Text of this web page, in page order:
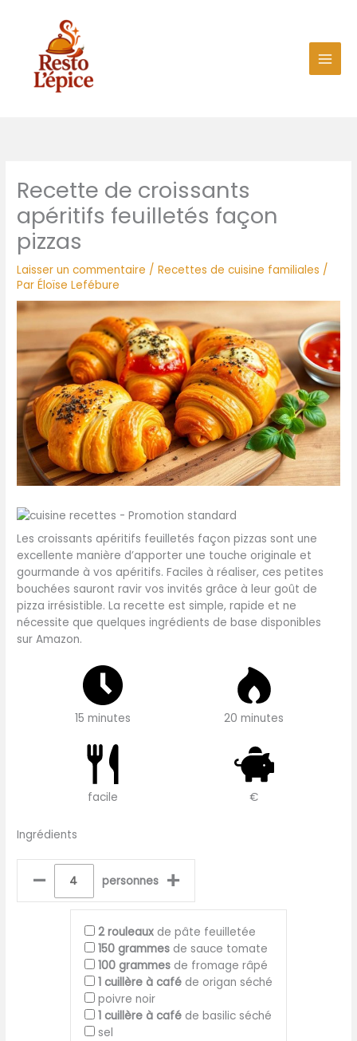
Recette de croissants
apéritifs feuilletés façon
pizzas
Laisser un commentaire /Recettes de cuisine familiales /
ParÉloïse Lefébure
Les croissants apéritifs feuilletés façon pizzas sont une
excellente manière d’apporter une touche originale et
gourmande à vos apéritifs. Faciles à réaliser, ces petites
bouchées sauront ravir vos invités grâce à leur goût de
pizza irrésistible. La recette est simple, rapide et ne
nécessite que quelques ingrédients de base disponibles
sur Amazon.
15 minutes 20 minutes
facile €
Ingrédients
– personnes +
2 rouleaux de pâte feuilletée
150 grammes de sauce tomate
100 grammes de fromage râpé
1 cuillère à café de origan séché
poivre noir
1 cuillère à café de basilic séché
sel